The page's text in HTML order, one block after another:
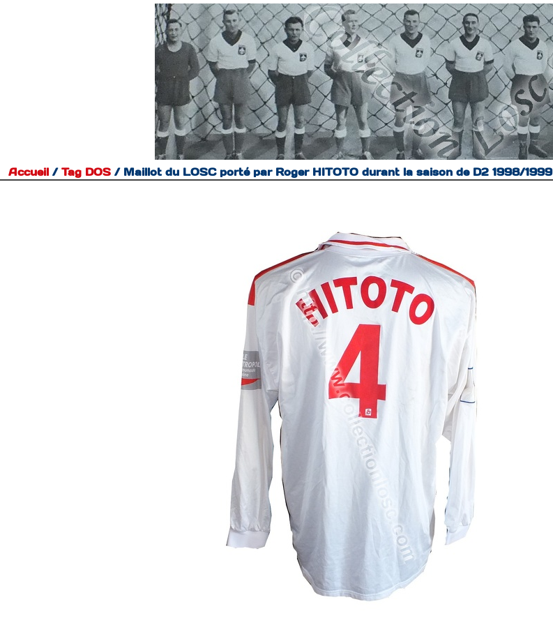
Accueil / Tag DOS / Maillot du LOSC porté par Roger HITOTO durant la saison de D2 1998/1999